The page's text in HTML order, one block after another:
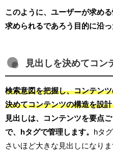
このように、ユーザーが求め
求められるであろう目的に沿っ
見出しを決めてコン
検索意図を把握し、コンテン
決めてコンテンツの構造を設
見出しは、コンテンツを要点
で、hタグで管理します。
hタ
さいほど大きな見出しになり